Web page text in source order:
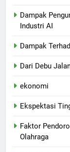
Dampak
Industri AI
Dampak
Dari Debu
ekonomi
Ekspektasi
Faktor
Olahraga